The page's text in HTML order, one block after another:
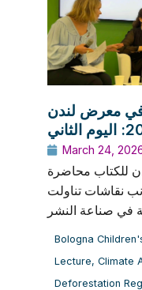
في معرض لندن
March 24,
للكتاب محاضرة
نقاشات تناولت
Bologna
Lecture, Climate
Deforestation